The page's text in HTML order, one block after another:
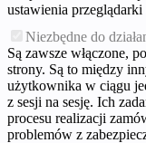
ustawienia
Niezbędne do
Są zawsze włączone,
strony. Są to między
użytkownika w ciągu
z sesji na sesję. Ich
procesu realizacji
problemów z